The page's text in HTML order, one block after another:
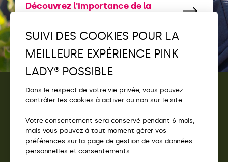
Découvrez l'importance de la
CONTACT
ACCÈS
SITES PINK LADY®
SUIVI DES COOKIES POUR LA
MEILLEURE EXPÉRIENCE PINK
LADY® POSSIBLE
Dans le respect de votre vie privée, vous pouvez
contrôler les cookies à activer ou non sur le site.
Votre consentement sera conservé pendant 6 mois,
mais vous pouvez à tout moment gérer vos
préférences sur la page de gestion de vos données
personnelles et consentements.